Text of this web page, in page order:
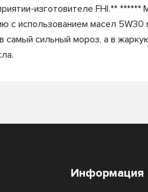
изготовителе FHI.**
с использованием масел
сильный мороз, а в
Информация